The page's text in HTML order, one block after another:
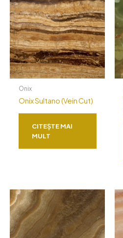
Onix
Onix Sultano (Vein Cut)
CITEȘTE MAI
MULT